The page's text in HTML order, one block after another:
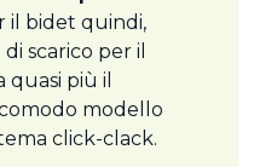
il bidet quindi,
scarico per il
quasi più il
modello
click-clack.